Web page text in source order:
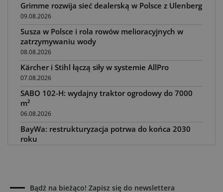
Grimme rozwija sieć dealerską w Polsce z Ulenberg
09.08.2026
Susza w Polsce i rola rowów melioracyjnych w
zatrzymywaniu wody
08.08.2026
Kärcher i Stihl łączą siły w systemie AllPro
07.08.2026
SABO 102-H: wydajny traktor ogrodowy do 7000
m²
06.08.2026
BayWa: restrukturyzacja potrwa do końca 2030
roku
04.08.2026
Bądź na bieżąco! Zapisz się do newslettera